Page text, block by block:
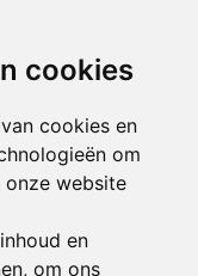
cookies
cookies en
om
website
en
om ons